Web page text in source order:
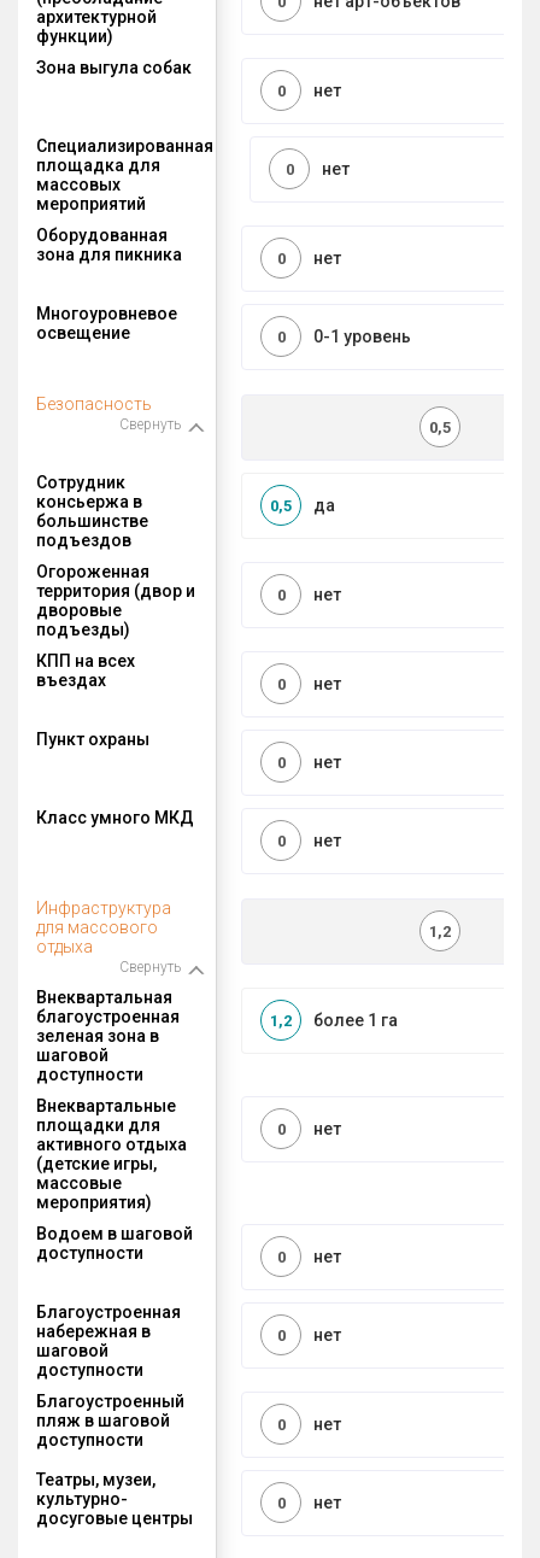
архитектурной
функции)
Зона выгула собак
нет
0
Специализированная
площадка для
массовых
мероприятий
нет
0
Оборудованная
зона для пикника
нет
0
Многоуровневое
освещение
0-1 уровень
0
Безопасность
Свернуть 0,5
Сотрудник
консьержа в
большинстве
подъездов
да
0,5
Огороженная
территория (двор и
дворовые
подъезды)
нет
0
КПП на всех
въездах
нет
0
Пункт охраны
нет
0
Класс умного МКД
нет
0
Инфраструктура
для массового
отдыха
Свернуть
1,2
Внеквартальная
благоустроенная
зеленая зона в
шаговой
доступности
более 1 га
1,2
Внеквартальные
площадки для
активного отдыха
(детские игры,
массовые
мероприятия)
нет
0
Водоем в шаговой
доступности
нет
0
Благоустроенная
набережная в
шаговой
доступности
нет
0
Благоустроенный
пляж в шаговой
доступности
нет
0
Театры, музеи,
культурно-
досуговые центры
нет
0